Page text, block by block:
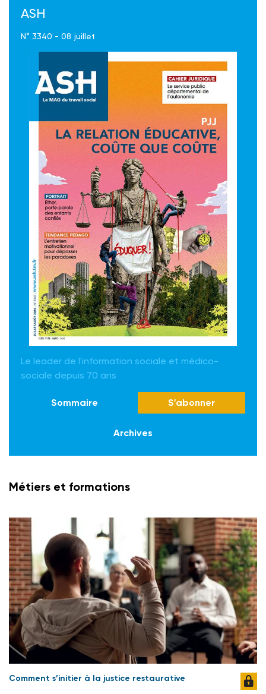
ASH
N° 3340 - 08 juillet
Le leader de l'information sociale et médico-
sociale depuis 70 ans
Sommaire S'abonner
Archives
Métiers et formations
Comment s’initier à la justice restaurative